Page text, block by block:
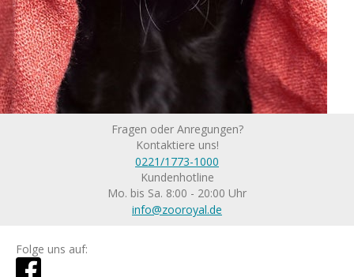
Fragen oder Anregungen?
Kontaktiere uns!
0221/1773-1000
Kundenhotline
Mo. bis Sa. 8:00 - 20:00 Uhr
info@zooroyal.de
Folge uns auf: